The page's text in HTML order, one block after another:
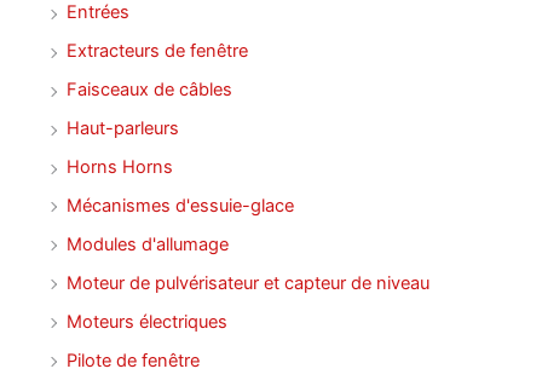
Entrées
Extracteurs de fenêtre
Faisceaux de câbles
Haut-parleurs
Horns Horns
Mécanismes d'essuie-glace
Modules d'allumage
Moteur de pulvérisateur et capteur de niveau
Moteurs électriques
Pilote de fenêtre